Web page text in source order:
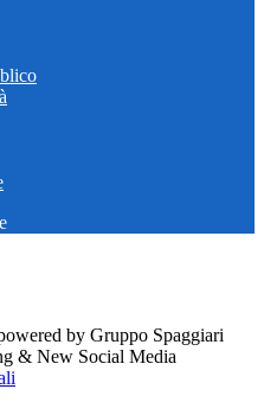
by Gruppo Spaggiari
& New Social Media